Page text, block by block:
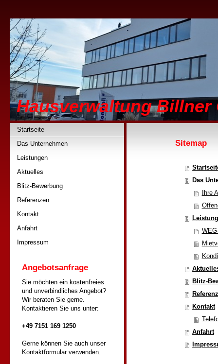
Hausverwaltung Billner
Startseite
Das Unternehmen
Leistungen
Aktuelles
Blitz-Bewerbung
Referenzen
Kontakt
Anfahrt
Impressum
Angebotsanfrage
Sie möchten ein kostenfreies
und unverbindliches Angebot?
Wir beraten Sie gerne.
Kontaktieren Sie uns unter:
+49 7151 169 1250
Gerne können Sie auch unser
Kontaktformularverwenden.
Sitemap
Das
Ihre
Blitz-
Kontakt
Anfahrt